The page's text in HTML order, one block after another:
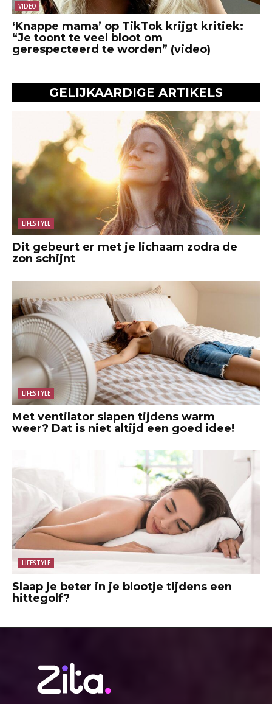
VIDEO
‘Knappe mama’ op TikTok krijgt kritiek:
“Je toont te veel bloot om
gerespecteerd te worden” (video)
GELIJKAARDIGE ARTIKELS
LIFESTYLE
Dit gebeurt er met je lichaam zodra de
zon schijnt
LIFESTYLE
Met ventilator slapen tijdens warm
weer? Dat is niet altijd een goed idee!
LIFESTYLE
Slaap je beter in je blootje tijdens een
hittegolf?